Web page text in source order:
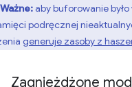
Ważne:aby buforowanie
podręcznej
generuje zasoby z
Zagnieżdżone